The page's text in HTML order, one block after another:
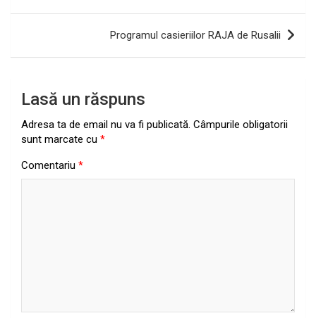
articole
Programul casieriilor RAJA de Rusalii
Lasă un răspuns
Adresa ta de email nu va fi publicată. Câmpurile obligatorii
sunt marcate cu *
Comentariu *